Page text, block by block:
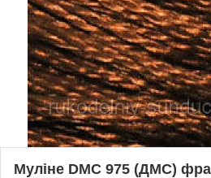
Муліне DMC 975 (ДМС)